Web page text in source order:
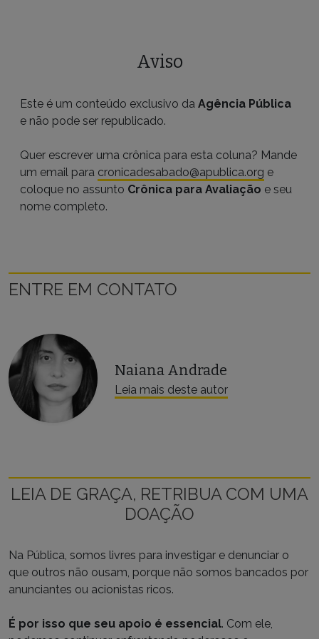
Aviso
Este é um conteúdo exclusivo da Agência Pública
e não pode ser republicado.
Quer escrever uma crônica para esta coluna? Mande
um email para cronicadesabado@apublica.org e
coloque no assunto Crônica para Avaliação e seu
nome completo.
ENTRE EM CONTATO
Naiana Andrade
Leia mais deste autor
LEIA DE GRAÇA, RETRIBUA COM UMA
DOAÇÃO
Na Pública, somos livres para investigar e denunciar o
que outros não ousam, porque não somos bancados por
anunciantes ou acionistas ricos.
É por isso que seu apoio é essencial. Com ele,